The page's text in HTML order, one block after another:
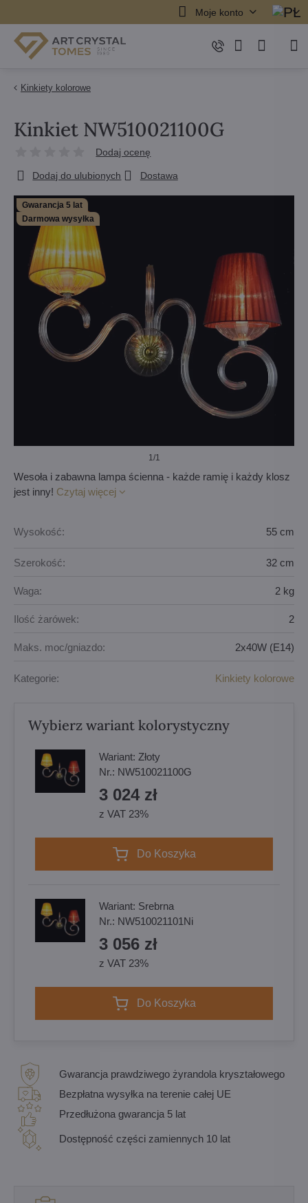
Moje konto
Kinkiety kolorowe
Gwarancja 5 lat
Darmowa wysyłka
1/1
Kinkiet NW510021100G
Dodaj ocenę
Dodaj do ulubionych Dostawa
Wesoła i zabawna lampa ścienna - każde ramię i każdy klosz
jest inny! Czytaj więcej
Wysokość: 55 cm
Szerokość: 32 cm
Waga: 2 kg
Ilość żarówek: 2
Maks. moc/gniazdo: 2x40W (E14)
Kategorie: Kinkiety kolorowe
Wybierz wariant kolorystyczny
Wariant: Złoty
Nr.: NW510021100G
3 024 zł
z VAT 23%
Do Koszyka
Wariant: Srebrna
Nr.: NW510021101Ni
3 056 zł
z VAT 23%
Do Koszyka
Gwarancja prawdziwego żyrandola kryształowego
Bezpłatna wysyłka na terenie całej UE
Przedłużona gwarancja 5 lat
Dostępność części zamiennych 10 lat